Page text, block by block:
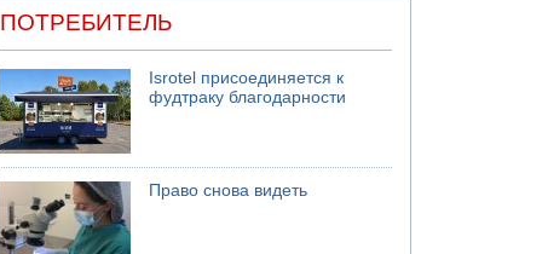
ПОТРЕБИТЕЛЬ
Isrotel присоединяется к
фудтраку благодарности
Право снова видеть